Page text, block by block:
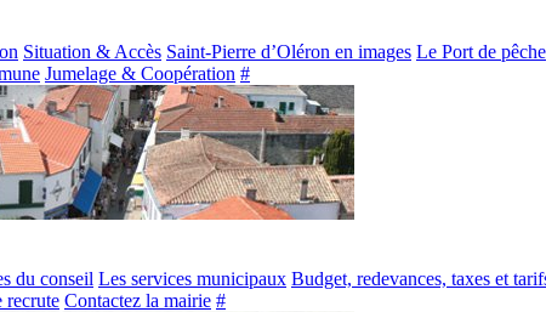
Situation & Accès Saint-Pierre d’Oléron en images Le Port de pêche
Jumelage & Coopération #
du conseil Les services municipaux Budget, redevances, taxes et
recrute Contactez la mairie #